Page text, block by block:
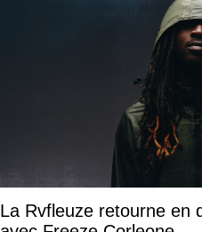
La Rvfleuze retourne en